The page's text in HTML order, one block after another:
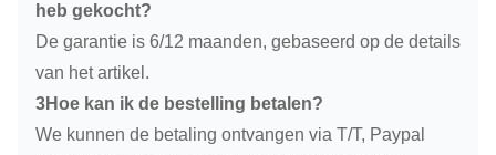
heb gekocht?
De garantie is 6/12 maanden, gebaseerd op de details
van het artikel.
3Hoe kan ik de bestelling betalen?
We kunnen de betaling ontvangen via T/T, Paypal